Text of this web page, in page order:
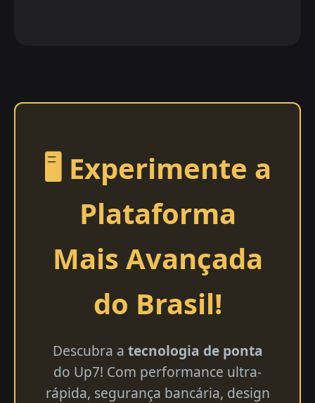
🖥️ Experimente a
Plataforma
Mais Avançada
do Brasil!
Descubra a tecnologia de ponta
do Up7! Com performance ultra-
rápida, segurança bancária, design